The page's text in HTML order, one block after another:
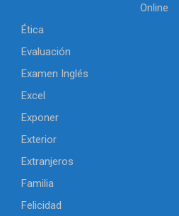
Online
Ética
Evaluación
Examen Inglés
Excel
Exponer
Exterior
Extranjeros
Familia
Felicidad